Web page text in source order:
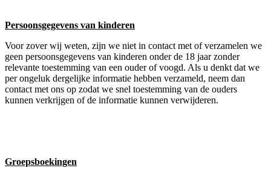
Persoonsgegevens van kinderen
Voor zover wij weten, zijn we niet in contact met of verzamelen we
geen persoonsgegevens van kinderen onder de 18 jaar zonder
relevante toestemming van een ouder of voogd. Als u denkt dat we
per ongeluk dergelijke informatie hebben verzameld, neem dan
contact met ons op zodat we snel toestemming van de ouders
kunnen verkrijgen of de informatie kunnen verwijderen.
Groepsboekingen